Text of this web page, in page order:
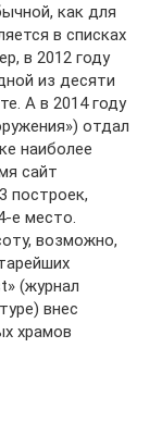
как для
в списках
в 2012 году
из десяти
А в 2014 году
отдал
наиболее
сайт
построек,
е место.
возможно,
(журнал
внес
храмов